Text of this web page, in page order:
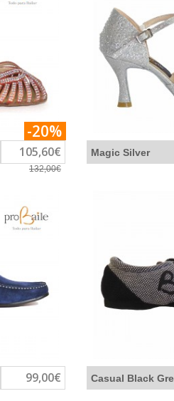
105,60€
132,00€
-20%
Magic Silver
99,00€ Casual Black